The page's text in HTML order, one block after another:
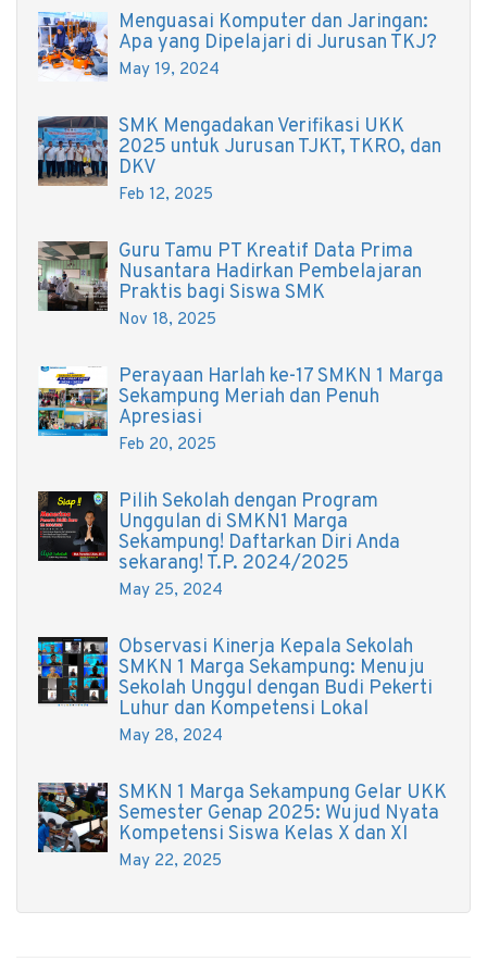
Menguasai Komputer dan Jaringan:
Apa yang Dipelajari di Jurusan TKJ?
May 19, 2024
SMK Mengadakan Verifikasi UKK
2025 untuk Jurusan TJKT, TKRO, dan
DKV
Feb 12, 2025
Guru Tamu PT Kreatif Data Prima
Nusantara Hadirkan Pembelajaran
Praktis bagi Siswa SMK
Nov 18, 2025
Perayaan Harlah ke-17 SMKN 1 Marga
Sekampung Meriah dan Penuh
Apresiasi
Feb 20, 2025
Pilih Sekolah dengan Program
Unggulan di SMKN1 Marga
Sekampung! Daftarkan Diri Anda
sekarang! T.P. 2024/2025
May 25, 2024
Observasi Kinerja Kepala Sekolah
SMKN 1 Marga Sekampung: Menuju
Sekolah Unggul dengan Budi Pekerti
Luhur dan Kompetensi Lokal
May 28, 2024
SMKN 1 Marga Sekampung Gelar UKK
Semester Genap 2025: Wujud Nyata
Kompetensi Siswa Kelas X dan XI
May 22, 2025